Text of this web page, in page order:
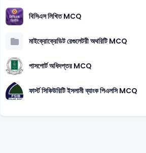
বিসিএস লিখিত MCQ
মাইক্রোক্রেডিট রেগুলেটরী অথরিটি MCQ
পাসপোর্ট অধিদপ্তর MCQ
ফার্স্ট সিকিউরিটি ইসলামী ব্যাংক পিএলসি MCQ